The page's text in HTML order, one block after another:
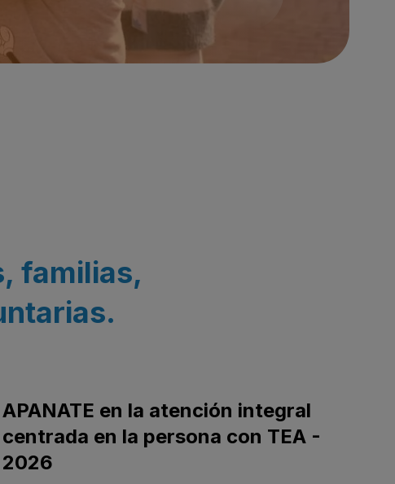
familias,
APANATE en la atención integral
centrada en la persona con TEA -
2026